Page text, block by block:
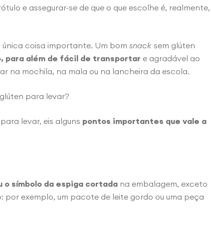
e assegurar-se de que o que escolhe é, realmente,
coisa importante. Um bom snack sem glúten
para além de fácil de transportar e agradável ao
na mochila, na mala ou na lancheira da escola.
para levar?
levar, eis alguns pontos importantes que vale a
o símbolo da espiga cortada na embalagem, exceto
por exemplo, um pacote de leite gordo ou uma peça